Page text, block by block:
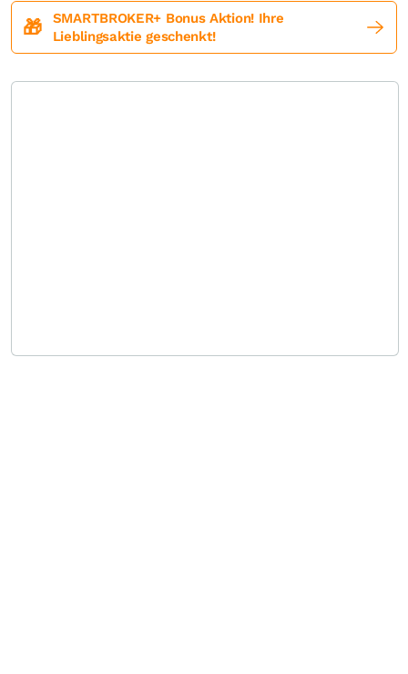
🎁
SMARTBROKER+ Bonus Aktion! Ihre
Lieblingsaktie geschenkt!